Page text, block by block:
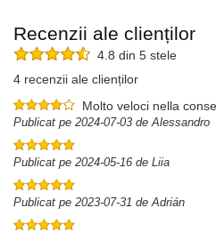
Recenzii ale clienților
4.8 din 5 stele
4 recenzii ale clienților
Molto veloci nella
Publicat pe 2024-07-03 de Alessandro
Publicat pe 2024-05-16 de Liia
Publicat pe 2023-07-31 de Adrián